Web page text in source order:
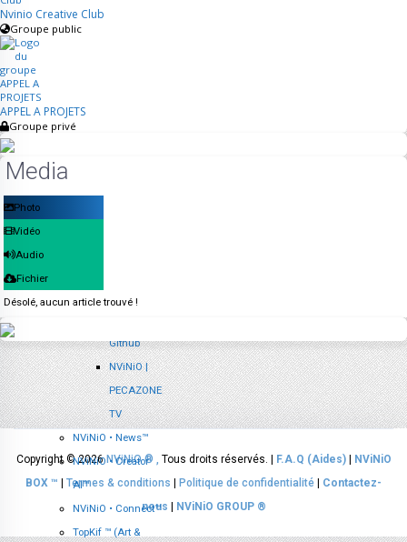
Nvinio Creative Club
Groupe public
APPEL A PROJETS
Groupe privé
Media
Photo
Vidéo
Audio
Fichier
Désolé, aucun article trouvé !
Copyright © 2026NViNiO ® , Tous droits réservés. | F.A.Q (Aides) | NViNiO
BOX ™ | Termes & conditions | Politique de confidentialité | Contactez-
nous | NViNiO GROUP ®
Twitch
Github
NViNiO |
PECAZONE
TV
NViNiO • News™
NViNiO • Creator
AI™
NViNiO • Connect™
TopKif ™ (Art &